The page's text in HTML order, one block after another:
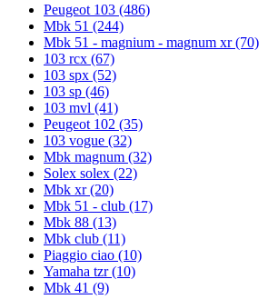
Peugeot 103 (486)
Mbk 51 (244)
Mbk 51 - magnium - magnum xr(70)
103 rcx (67)
103 spx (52)
103 sp (46)
103 mvl (41)
Peugeot 102 (35)
103 vogue (32)
Mbk magnum (32)
Solex solex (22)
Mbk xr(20)
Mbk 51 - club (17)
Mbk 88 (13)
Mbk club (11)
Piaggio ciao (10)
Yamaha tzr(10)
Mbk 41 (9)